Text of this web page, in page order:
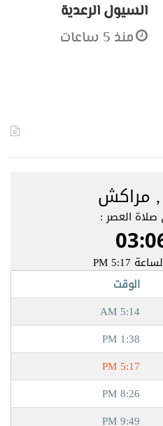
السيول الرعدية
منذ 5 ساعات